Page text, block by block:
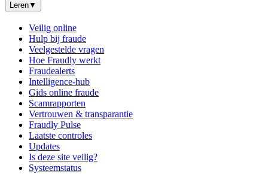
Leren▼
Veilig online
Hulp bij fraude
Veelgestelde vragen
Hoe Fraudly werkt
Fraudealerts
Intelligence-hub
Gids online fraude
Scamrapporten
Vertrouwen & transparantie
Fraudly Pulse
Laatste controles
Updates
Is deze site veilig?
Systeemstatus